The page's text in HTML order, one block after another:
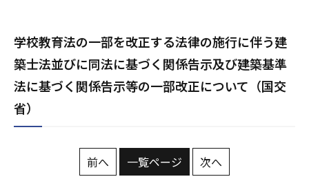
学校教育法の一部を改正する法律の施行に伴う建
築士法並びに同法に基づく関係告示及び建築基準
法に基づく関係告示等の一部改正について（国交
省）
前へ 一覧ページ 次へ